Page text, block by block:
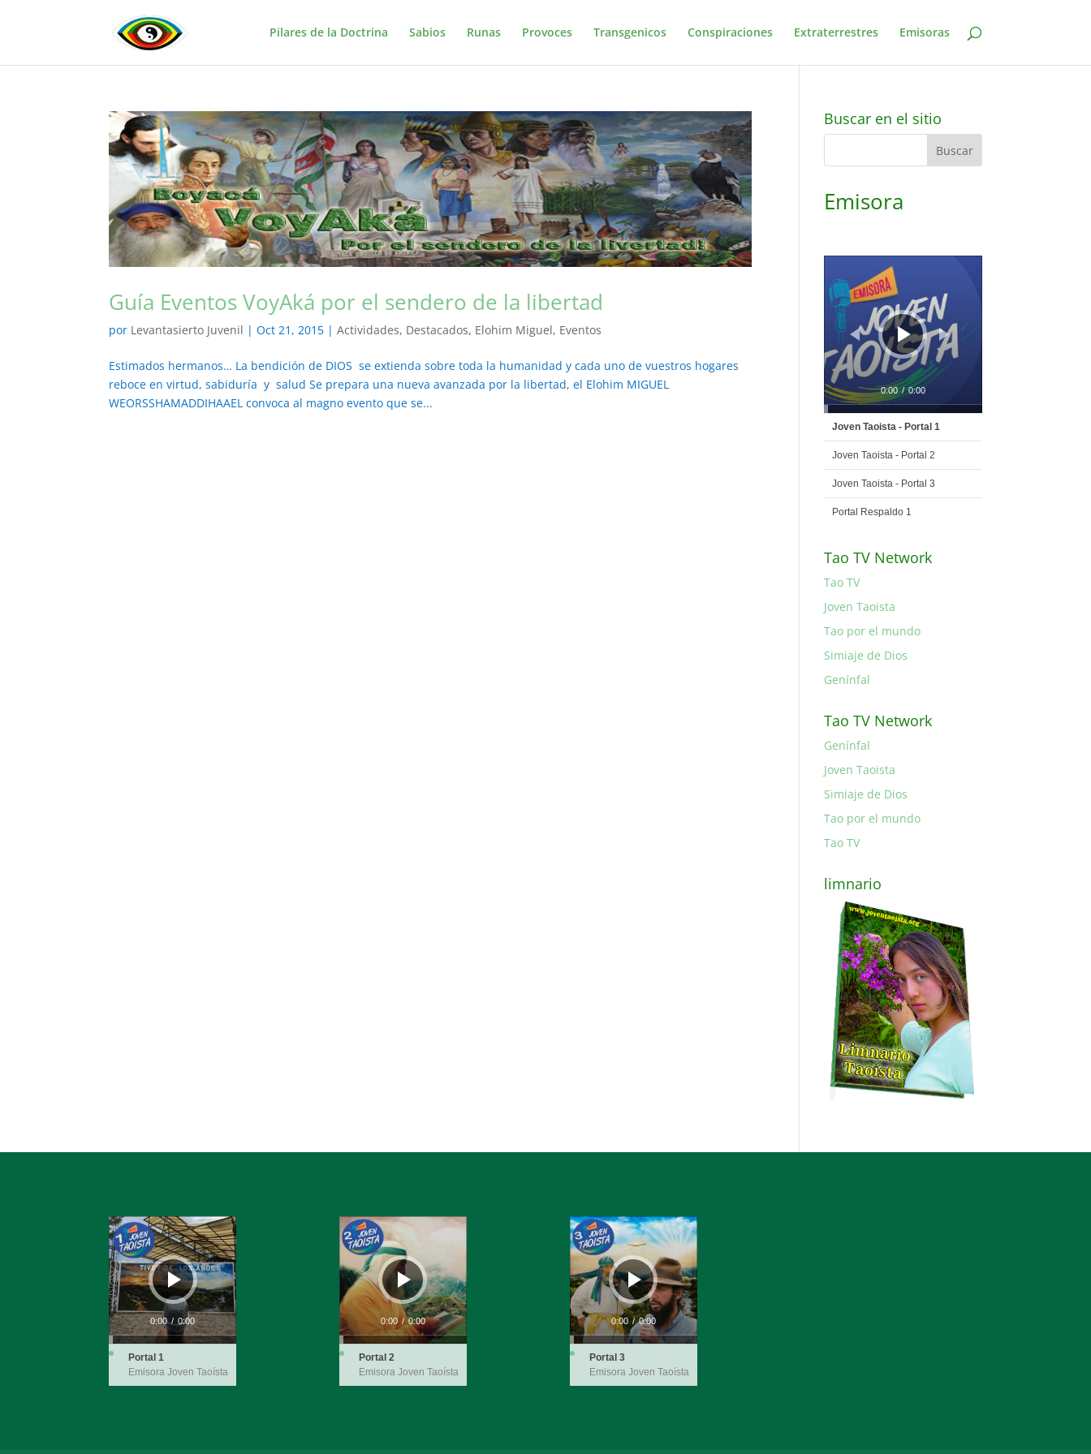
Pilares de la Doctrina Sabios Runas Provoces Transgenicos Conspiraciones Extraterrestres Emisoras
Guía Eventos VoyAká por el sendero de la libertad
por Levantasierto Juvenil |Oct 21, 2015 |Actividades, Destacados, Elohim Miguel, Eventos
Estimados hermanos… La bendición de DIOS se extienda sobre toda la humanidad y cada uno de vuestros hogares
reboce en virtud, sabiduría y salud Se prepara una nueva avanzada por la libertad, el Elohim MIGUEL
WEORSSHAMADDIHAAEL convoca al magno evento que se...
Buscar en el sitio
Emisora
Reproductor
audio
0:00 / 0:00
Joven Taoista - Portal 1
Joven Taoista - Portal 2
Joven Taoista - Portal 3
Portal Respaldo 1
Tao TV Network
Tao TV
Joven Taoista
Tao por el mundo
Simiaje de Dios
Genínfal
Tao TV Network
Genínfal
Joven Taoista
Simiaje de Dios
Tao por el mundo
Tao TV
limnario
Reproductor
de
audio
0:00 / 0:00
Portal 1
Emisora Joven Taoísta
Reproductor
de
audio
0:00 / 0:00
Portal 2
Emisora Joven Taoísta
Reproductor
de
audio
0:00 / 0:00
Portal 3
Emisora Joven Taoísta